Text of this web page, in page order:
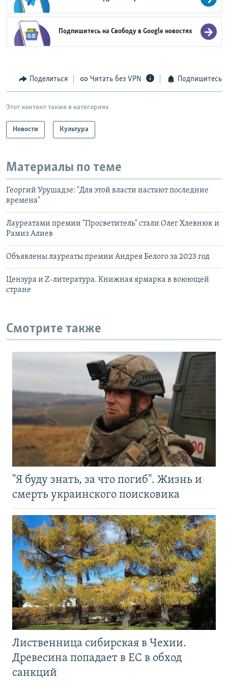
Подпишитесь на Свободу вGoogle новостях
Поделиться Читать без VPN Подпишитесь
Этот контент также в категориях
Новости Культура
Материалы по теме
Георгий Урушадзе: "Для этой власти настают последние
времена"
Лауреатами премии "Просветитель" стали Олег Хлевнюк и
Рамиз Алиев
Объявлены лауреаты премии Андрея Белого за 2023 год
Цензура и Z-литература. Книжная ярмарка в воюющей
стране
Смотрите также
"Я буду знать, за что погиб". Жизнь и
смерть украинского поисковика
Лиственница сибирская в Чехии.
Древесина попадает в ЕС в обход
санкций